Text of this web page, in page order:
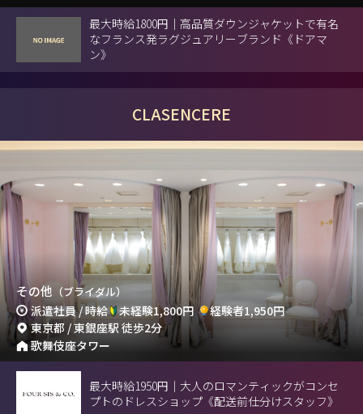
最大時給1800円｜高品質ダウンジャケットで有名
なフランス発ラグジュアリーブランド《ドアマ
ン》
CLASENCERE
その他 （ブライダル）
派遣社員 / 時給 未経験1,800円
経験者1,950円
東京都 / 東銀座駅 徒歩2分
歌舞伎座タワー
最大時給1950円｜大人のロマンティックがコンセ
プトのドレスショップ《配送前仕分けスタッフ》